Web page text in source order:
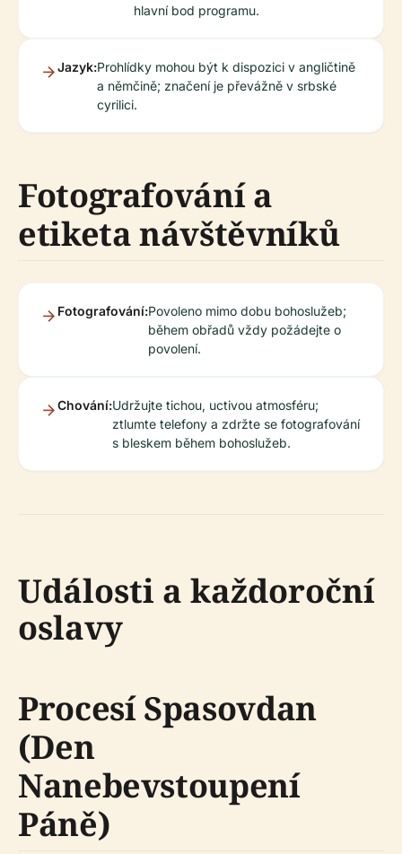
hlavní bod programu.
Jazyk:Prohlídky mohou být k dispozici v angličtině
a němčině; značení je převážně v srbské
cyrilici.
Fotografování a
etiketa návštěvníků
Fotografování:Povoleno mimo dobu bohoslužeb;
během obřadů vždy požádejte o
povolení.
Chování:Udržujte tichou, uctivou atmosféru;
ztlumte telefony a zdržte se fotografování
s bleskem během bohoslužeb.
Události a každoroční
oslavy
Procesí Spasovdan
(Den
Nanebevstoupení
Páně)